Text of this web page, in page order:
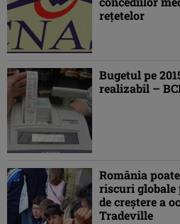
reţetelor
Bugetul pe
realizabil –
România
riscuri globale
de creştere a
Tradeville